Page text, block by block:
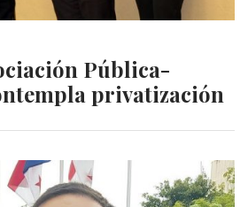
Pública-
privatización